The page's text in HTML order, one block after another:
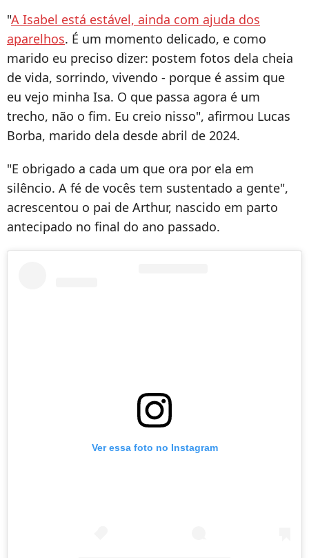
"A Isabel está estável, ainda com ajuda dos
aparelhos. É um momento delicado, e como
marido eu preciso dizer: postem fotos dela cheia
de vida, sorrindo, vivendo - porque é assim que
eu vejo minha Isa. O que passa agora é um
trecho, não o fim. Eu creio nisso", afirmou Lucas
Borba, marido dela desde abril de 2024.
"E obrigado a cada um que ora por ela em
silêncio. A fé de vocês tem sustentado a gente",
acrescentou o pai de Arthur, nascido em parto
antecipado no final do ano passado.
Ver essa foto no Instagram